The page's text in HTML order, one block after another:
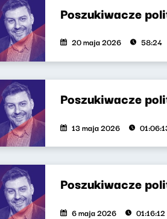
Poszukiwacze
20 maja 2026 58:24
Poszukiwacze
13 maja 2026
Poszukiwacze
6 maja 2026 01:16:12